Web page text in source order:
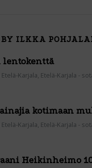
BY ILKKA
lentokenttä
Etelä-Karjala Etelä-Karjala -
kotimaan
Etelä-Karjala Etelä-Karjala -
Heikinheimo